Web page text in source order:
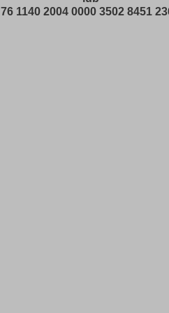
76 1140 2004 0000 3502 8451